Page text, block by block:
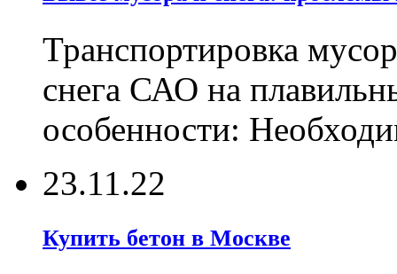
Транспортировка
снега САО на
особенности:
23.11.22
Купить бетон в Москве